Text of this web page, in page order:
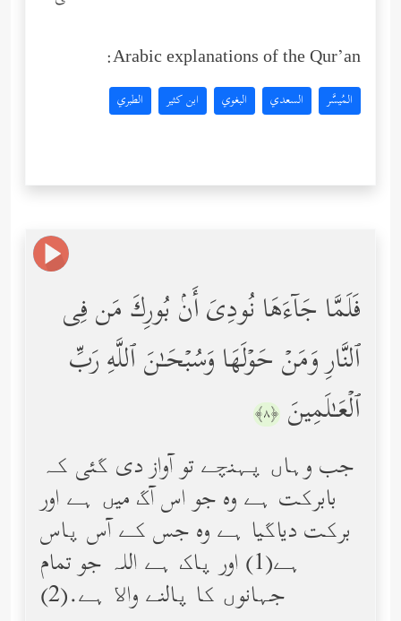
Arabic explanations of the Qur’an:
المُيسَّر السعدي البغوي ابن كثير الطبري
فَلَمَّا جَاۤءَهَا نُودِیَ أَنۢ بُورِكَ مَن فِی
ٱلنَّارِ وَمَنۡ حَوۡلَهَا وَسُبۡحَـٰنَ ٱللَّهِ رَبِّ
ٱلۡعَـٰلَمِینَ ﴿٨﴾
جب وہاں پہنچے تو آواز دی گئی کہ
بابرکت ہے وه جو اس آگ میں ہے اور
برکت دیاگیا ہے وه جس کے آس پاس
ہے(1) اور پاک ہے اللہ جو تمام
جہانوں کا پالنے واﻻ ہے.(2)